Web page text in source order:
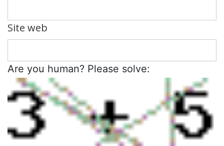
Site web
Are you human? Please solve: